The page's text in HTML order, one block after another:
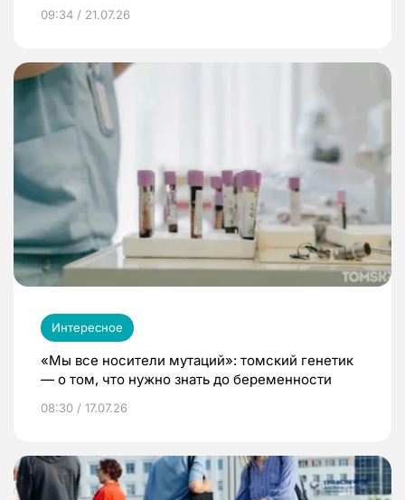
09:34 / 21.07.26
Интересное
«Мы все носители мутаций»: томский генетик
— о том, что нужно знать до беременности
08:30 / 17.07.26